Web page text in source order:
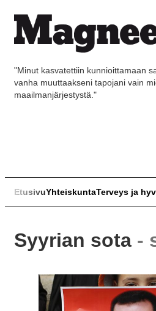
"Minut kasvatettiin kunnioittamaan
vanha muuttaakseni tapojani vain
maailmanjärjestystä."
EtusivuYhteiskuntaTerveys ja
Syyrian sota -